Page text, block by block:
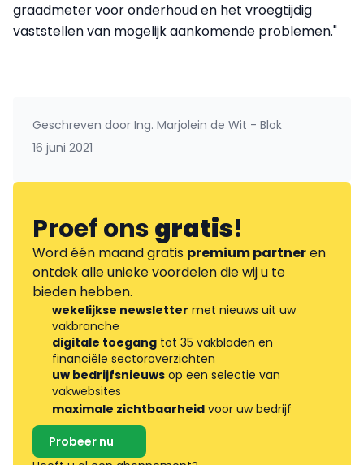
graadmeter voor onderhoud en het vroegtijdig
vaststellen van mogelijk aankomende problemen."
Geschreven door Ing. Marjolein de Wit - Blok
16 juni 2021
Proef onsgratis!
Word één maand gratis premium partneren
ontdek alle unieke voordelen die wij u te
bieden hebben.
wekelijkse newsletter met nieuws uit uw
vakbranche
digitale toegang tot 35 vakbladen en
financiële sectoroverzichten
uw bedrijfsnieuws op een selectie van
vakwebsites
maximale zichtbaarheid voor uw bedrijf
Probeer nu